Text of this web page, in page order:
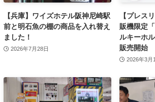
【兵庫】ワイズホテル阪神尼崎駅
前と明石魚の棚の商品を入れ替え
ました！
2026年7月28日
【プレス
販機限定
ルキーホ
販売開始
2026年3月